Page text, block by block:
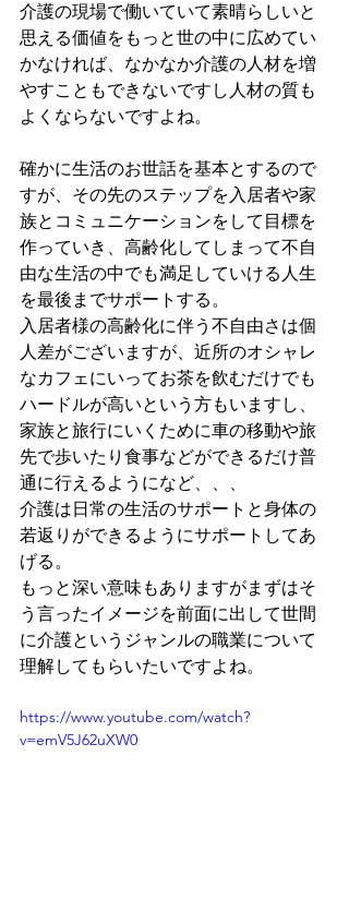
介護の現場で働いていて素晴らしいと
思える価値をもっと世の中に広めてい
かなければ、なかなか介護の人材を増
やすこともできないですし人材の質も
よくならないですよね。
確かに生活のお世話を基本とするので
すが、その先のステップを入居者や家
族とコミュニケーションをして目標を
作っていき、高齢化してしまって不自
由な生活の中でも満足していける人生
を最後までサポートする。
入居者様の高齢化に伴う不自由さは個
人差がございますが、近所のオシャレ
なカフェにいってお茶を飲むだけでも
ハードルが高いという方もいますし、
家族と旅行にいくために車の移動や旅
先で歩いたり食事などができるだけ普
通に行えるようになど、、、
介護は日常の生活のサポートと身体の
若返りができるようにサポートしてあ
げる。
もっと深い意味もありますがまずはそ
う言ったイメージを前面に出して世間
に介護というジャンルの職業について
理解してもらいたいですよね。
https://www.youtube.com/watch?
v=emV5J62uXW0